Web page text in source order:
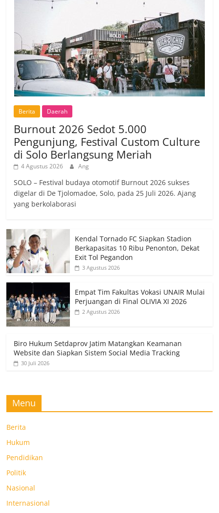
Berita Daerah
Burnout 2026 Sedot 5.000
Pengunjung, Festival Custom Culture
di Solo Berlangsung Meriah
4 Agustus 2026 Ang
SOLO – Festival budaya otomotif Burnout 2026 sukses
digelar di De Tjolomadoe, Solo, pada 25 Juli 2026. Ajang
yang berkolaborasi
Kendal Tornado FC Siapkan Stadion
Berkapasitas 10 Ribu Penonton, Dekat
Exit Tol Pegandon
3 Agustus 2026
Empat Tim Fakultas Vokasi UNAIR Mulai
Perjuangan di Final OLIVIA XI 2026
2 Agustus 2026
Biro Hukum Setdaprov Jatim Matangkan Keamanan
Website dan Siapkan Sistem Social Media Tracking
30 Juli 2026
Menu
Berita
Hukum
Pendidikan
Politik
Nasional
Internasional